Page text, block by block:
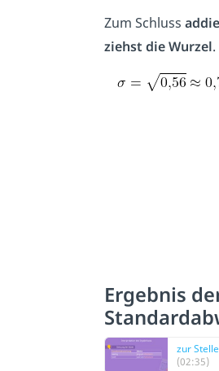
Zum Schluss
ziehst die Wurzel.
Ergebnis
zur
(02:35)